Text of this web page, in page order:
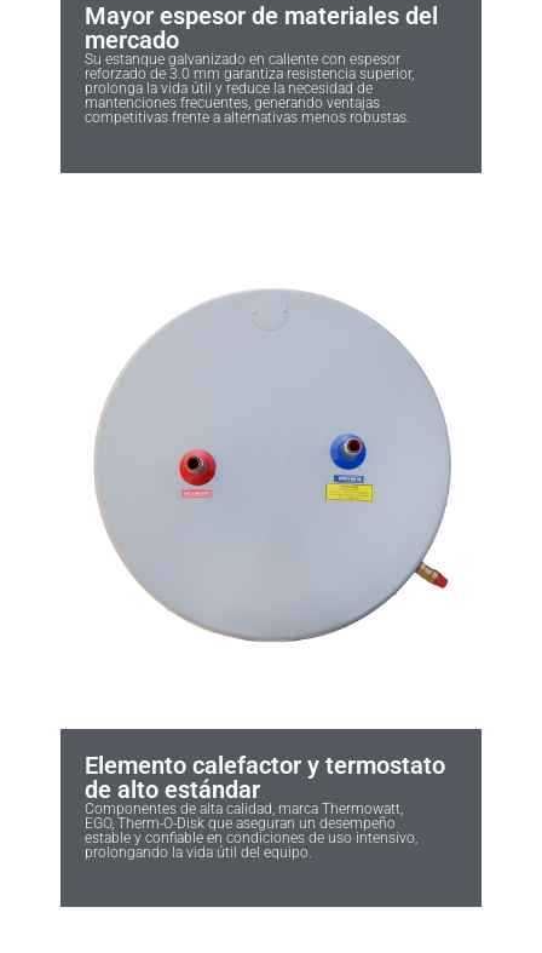
Mayor espesor de materiales del
mercado
Su estanque galvanizado en caliente con espesor
reforzado de 3.0 mm garantiza resistencia superior,
prolonga la vida útil y reduce la necesidad de
mantenciones frecuentes, generando ventajas
competitivas frente a alternativas menos robustas.
Elemento calefactor y termostato
de alto estándar
Componentes de alta calidad, marca Thermowatt,
EGO, Therm-O-Disk que aseguran un desempeño
estable y confiable en condiciones de uso intensivo,
prolongando la vida útil del equipo.